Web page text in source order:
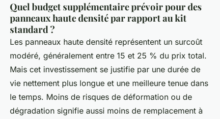
Quel budget supplémentaire prévoir pour des
panneaux haute densité par rapport au kit
standard ?
Les panneaux haute densité représentent un surcoût
modéré, généralement entre 15 et 25 % du prix total.
Mais cet investissement se justifie par une durée de
vie nettement plus longue et une meilleure tenue dans
le temps. Moins de risques de déformation ou de
dégradation signifie aussi moins de remplacement à